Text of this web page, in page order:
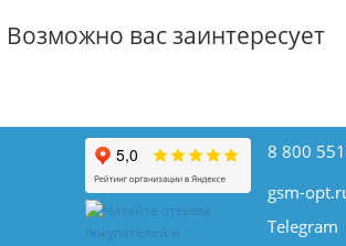
Возможно вас заинтересует
в наличии
В корзину
8 800
gsm-
Telegram